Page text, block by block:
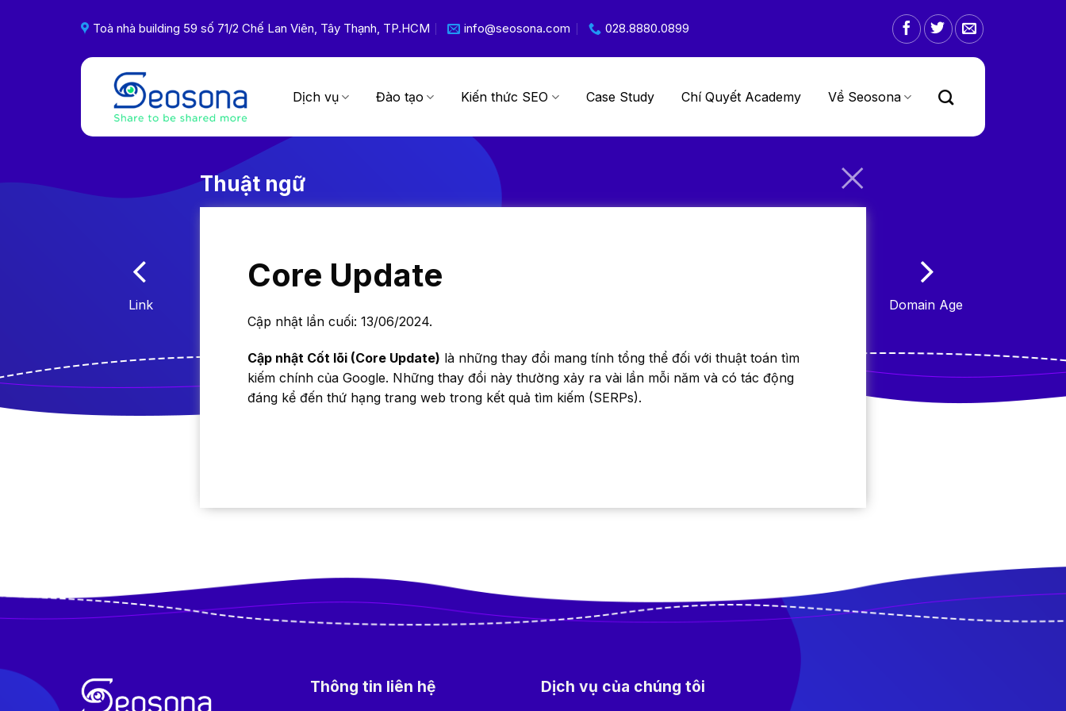
Toà nhà building 59 số 71/2 Chế Lan Viên, Tây Thạnh, TP.HCM info@seosona.com 028.8880.0899
Dịch vụ Đào tạo Kiến thức SEO Case Study Chí Quyết Academy Về Seosona
Link
Thuật ngữ
Core Update
Cập nhật lần cuối: 13/06/2024.
Cập nhật Cốt lõi (Core Update) là những thay đổi mang tính tổng thể đối với thuật toán tìm
kiếm chính của Google. Những thay đổi này thường xảy ra vài lần mỗi năm và có tác động
đáng kể đến thứ hạng trang web trong kết quả tìm kiếm (SERPs).
Domain Age
Thông tin liên hệ Dịch vụ của chúng tôi